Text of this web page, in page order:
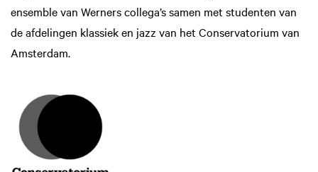
ensemble van Werners collega’s samen met studenten van
de afdelingen klassiek en jazz van het Conservatorium van
Amsterdam.